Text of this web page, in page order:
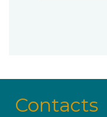
Contacts